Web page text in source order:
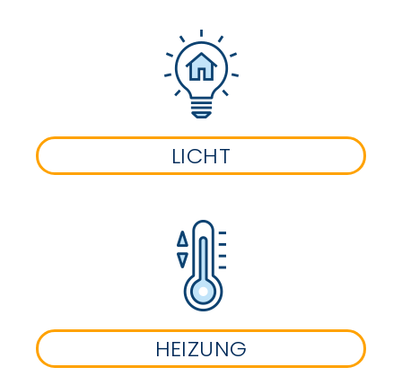
LICHT
HEIZUNG